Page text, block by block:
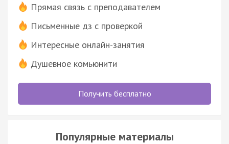
Прямая связь с преподавателем
Письменные дз с проверкой
Интересные онлайн-занятия
Душевное комьюнити
Получить бесплатно
Популярные материалы